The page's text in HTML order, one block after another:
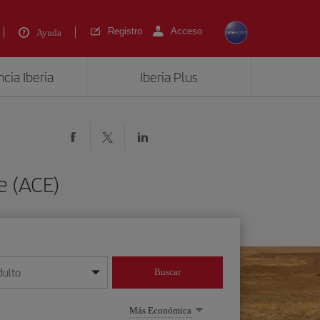
Ayuda Registro Acceso
Iberia Iberia Plus
mes/año
Buscar
Más Económica